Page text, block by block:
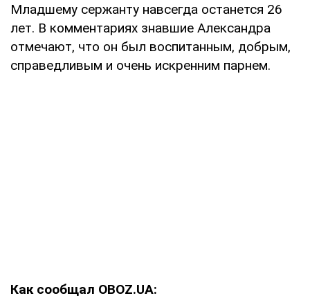
Младшему сержанту навсегда останется 26
лет. В комментариях знавшие Александра
отмечают, что он был воспитанным, добрым,
справедливым и очень искренним парнем.
Как сообщал OBOZ.UA: